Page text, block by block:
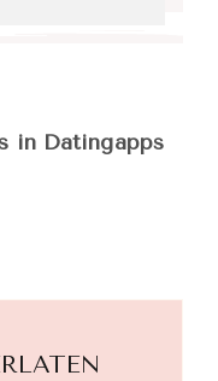
in Datingapps